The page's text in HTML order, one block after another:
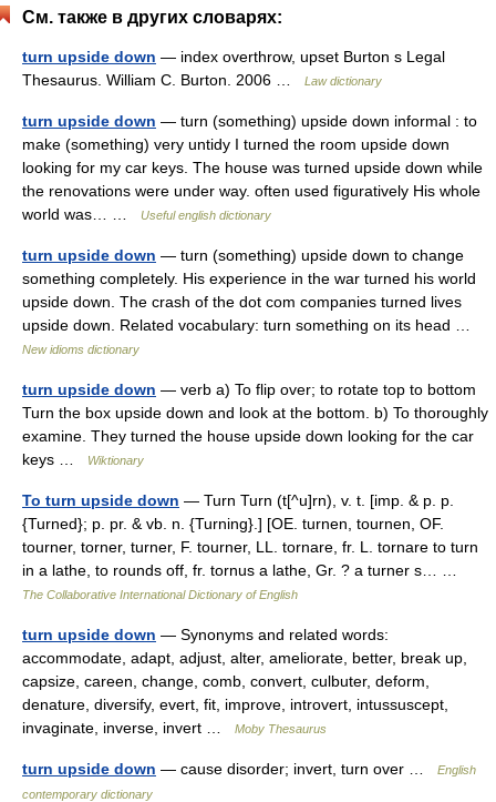
См. также в других словарях:
turn upside down — index overthrow, upset Burton s Legal
Thesaurus. William C. Burton. 2006 …
Law dictionary
turn upside down — turn (something) upside down informal : to
make (something) very untidy I turned the room upside down
looking for my car keys. The house was turned upside down while
the renovations were under way. often used figuratively His whole
world was… …
Useful english dictionary
turn upside down — turn (something) upside down to change
something completely. His experience in the war turned his world
upside down. The crash of the dot com companies turned lives
upside down. Related vocabulary: turn something on its head …
New idioms dictionary
turn upside down — verb a) To flip over; to rotate top to bottom
Turn the box upside down and look at the bottom. b) To thoroughly
examine. They turned the house upside down looking for the car
keys …
Wiktionary
To turn upside down — Turn Turn (t[^u]rn), v. t. [imp. & p. p.
{Turned}; p. pr. & vb. n. {Turning}.] [OE. turnen, tournen, OF.
tourner, torner, turner, F. tourner, LL. tornare, fr. L. tornare to turn
in a lathe, to rounds off, fr. tornus a lathe, Gr. ? a turner s… …
The Collaborative International Dictionary of English
turn upside down — Synonyms and related words:
accommodate, adapt, adjust, alter, ameliorate, better, break up,
capsize, careen, change, comb, convert, culbuter, deform,
denature, diversify, evert, fit, improve, introvert, intussuscept,
invaginate, inverse, invert …
Moby Thesaurus
turn upside down — cause disorder; invert, turn over …
English
contemporary dictionary